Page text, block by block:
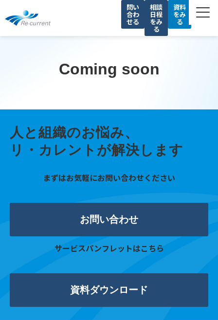
問い
合わ
せる
相談
日程
をみ
る
資料
をみ
る
私たちの強み
導入事例
会社情報
採用情報
Coming soon
人と組織のお悩み、
リ・カレントが解決します
まずはお気軽にお問い合わせください
お問い合わせ
サービスパンフレットはこちら
資料ダウンロード